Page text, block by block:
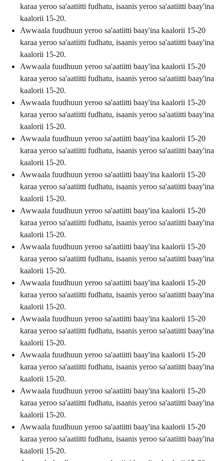
karaa yeroo sa'aatiitti fudhatu, isaanis yeroo sa'aatiitti baay'ina
kaalorii 15-20.
Awwaala fuudhuun yeroo sa'aatiitti baay'ina kaalorii 15-20
karaa yeroo sa'aatiitti fudhatu, isaanis yeroo sa'aatiitti baay'ina
kaalorii 15-20.
Awwaala fuudhuun yeroo sa'aatiitti baay'ina kaalorii 15-20
karaa yeroo sa'aatiitti fudhatu, isaanis yeroo sa'aatiitti baay'ina
kaalorii 15-20.
Awwaala fuudhuun yeroo sa'aatiitti baay'ina kaalorii 15-20
karaa yeroo sa'aatiitti fudhatu, isaanis yeroo sa'aatiitti baay'ina
kaalorii 15-20.
Awwaala fuudhuun yeroo sa'aatiitti baay'ina kaalorii 15-20
karaa yeroo sa'aatiitti fudhatu, isaanis yeroo sa'aatiitti baay'ina
kaalorii 15-20.
Awwaala fuudhuun yeroo sa'aatiitti baay'ina kaalorii 15-20
karaa yeroo sa'aatiitti fudhatu, isaanis yeroo sa'aatiitti baay'ina
kaalorii 15-20.
Awwaala fuudhuun yeroo sa'aatiitti baay'ina kaalorii 15-20
karaa yeroo sa'aatiitti fudhatu, isaanis yeroo sa'aatiitti baay'ina
kaalorii 15-20.
Awwaala fuudhuun yeroo sa'aatiitti baay'ina kaalorii 15-20
karaa yeroo sa'aatiitti fudhatu, isaanis yeroo sa'aatiitti baay'ina
kaalorii 15-20.
Awwaala fuudhuun yeroo sa'aatiitti baay'ina kaalorii 15-20
karaa yeroo sa'aatiitti fudhatu, isaanis yeroo sa'aatiitti baay'ina
kaalorii 15-20.
Awwaala fuudhuun yeroo sa'aatiitti baay'ina kaalorii 15-20
karaa yeroo sa'aatiitti fudhatu, isaanis yeroo sa'aatiitti baay'ina
kaalorii 15-20.
Awwaala fuudhuun yeroo sa'aatiitti baay'ina kaalorii 15-20
karaa yeroo sa'aatiitti fudhatu, isaanis yeroo sa'aatiitti baay'ina
kaalorii 15-20.
Awwaala fuudhuun yeroo sa'aatiitti baay'ina kaalorii 15-20
karaa yeroo sa'aatiitti fudhatu, isaanis yeroo sa'aatiitti baay'ina
kaalorii 15-20.
Awwaala fuudhuun yeroo sa'aatiitti baay'ina kaalorii 15-20
karaa yeroo sa'aatiitti fudhatu, isaanis yeroo sa'aatiitti baay'ina
kaalorii 15-20.